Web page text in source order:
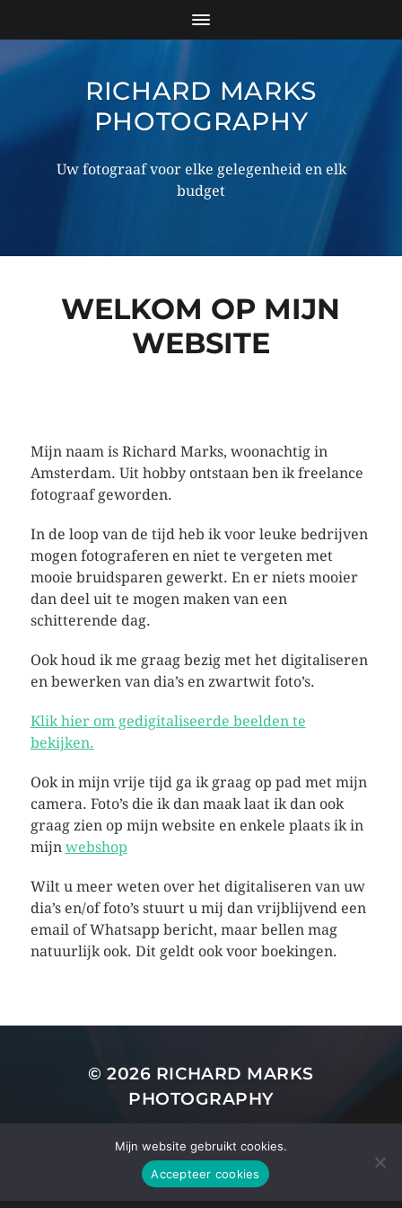
RICHARD MARKS
PHOTOGRAPHY
Uw fotograaf voor elke gelegenheid en elk
budget
WELKOM OP MIJN
WEBSITE
Mijn naam is Richard Marks, woonachtig in
Amsterdam. Uit hobby ontstaan ben ik freelance
fotograaf geworden.
In de loop van de tijd heb ik voor leuke bedrijven
mogen fotograferen en niet te vergeten met
mooie bruidsparen gewerkt. En er niets mooier
dan deel uit te mogen maken van een
schitterende dag.
Ook houd ik me graag bezig met het digitaliseren
en bewerken van dia’s en zwartwit foto’s.
Klik hier om gedigitaliseerde beelden te
bekijken.
Ook in mijn vrije tijd ga ik graag op pad met mijn
camera. Foto’s die ik dan maak laat ik dan ook
graag zien op mijn website en enkele plaats ik in
mijn webshop
Wilt u meer weten over het digitaliseren van uw
dia’s en/of foto’s stuurt u mij dan vrijblijvend een
email of Whatsapp bericht, maar bellen mag
natuurlijk ook. Dit geldt ook voor boekingen.
© 2026 RICHARD MARKS
PHOTOGRAPHY
THEMA DOORANDERS NORÉN
Mijn website gebruikt cookies.
Accepteer cookies